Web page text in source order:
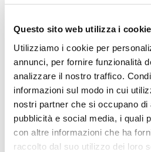
Questo sito web utilizza i cookie
Utilizziamo i cookie per
annunci, per fornire funzionalità
analizzare il nostro traffico.
informazioni sul modo in cui
nostri partner che si occupano di
pubblicità e social media, i quali
con altre informazioni che ha
raccolto dal suo utilizzo dei loro
5 INSALATE
LEGUMI: IDEE
NUTRIENTI E FACILI
PREPARARE